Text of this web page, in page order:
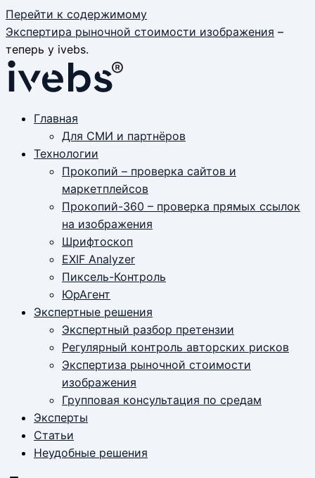
Перейти к содержимому
Экспертира рыночной стоимости изображения –
теперь у ivebs.
Главная
Для СМИ и партнёров
Технологии
Прокопий – проверка сайтов и
маркетплейсов
Прокопий-360 – проверка прямых ссылок
на изображения
Шрифтоскоп
EXIF Analyzer
Пиксель-Контроль
ЮрАгент
Экспертные решения
Экспертный разбор претензии
Регулярный контроль авторских рисков
Экспертиза рыночной стоимости
изображения
Групповая консультация по средам
Эксперты
Статьи
Неудобные решения